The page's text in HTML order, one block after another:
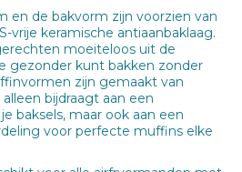
en de bakvorm zijn voorzien van
vrije keramische antiaanbaklaag.
moeiteloos uit de
gezonder kunt bakken zonder
zijn gemaakt van
bijdraagt aan een
baksels, maar ook aan een
voor perfecte muffins elke